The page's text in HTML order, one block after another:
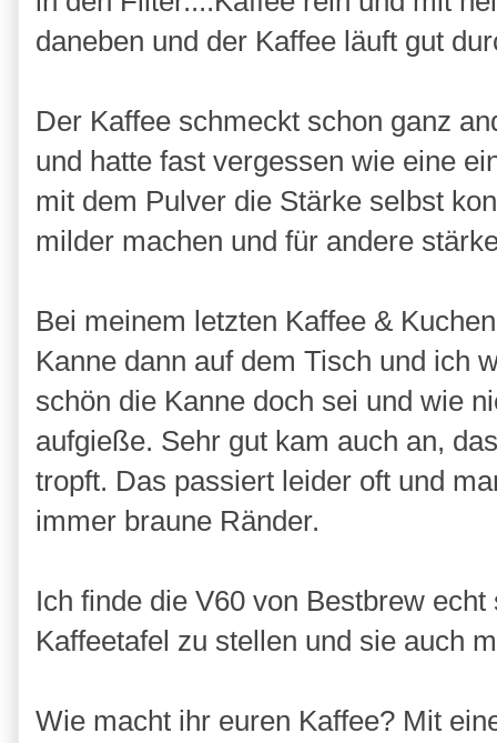
daneben und der Kaffee läuft gut
Der Kaffee schmeckt schon ganz
und hatte fast vergessen wie eine
mit dem Pulver die Stärke selbst
milder machen und für andere
Bei meinem letzten Kaffee &
Kanne dann auf dem Tisch und ich
schön die Kanne doch sei und wie
aufgieße. Sehr gut kam auch an,
tropft. Das passiert leider oft und
immer braune Ränder.
Ich finde die V60 von Bestbrew
Kaffeetafel zu stellen und sie auch
Wie macht ihr euren Kaffee? Mit